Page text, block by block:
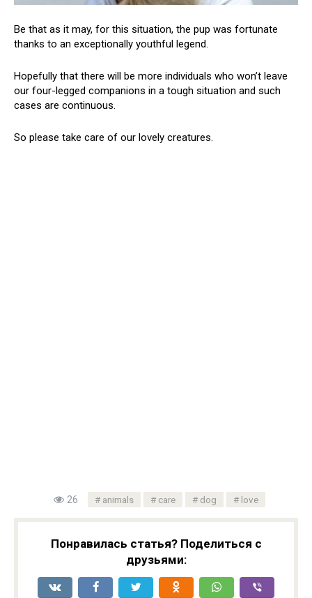
Be that as it may, for this situation, the pup was fortunate
thanks to an exceptionally youthful legend.
Hopefully that there will be more individuals who won’t leave
our four-legged companions in a tough situation and such
cases are continuous.
So please take care of our lovely creatures.
26 animals care dog love
Понравилась статья? Поделиться с
друзьями: